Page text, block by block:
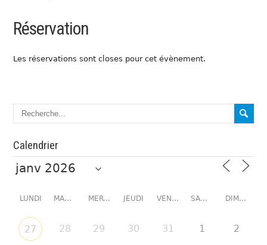
Réservation
Les réservations sont closes pour cet évènement.
Calendrier
LUNDI MARDI MERCREDI JEUDI VENDREDI SAMEDI DIMANCHE
27 28 29 30 31 1 2